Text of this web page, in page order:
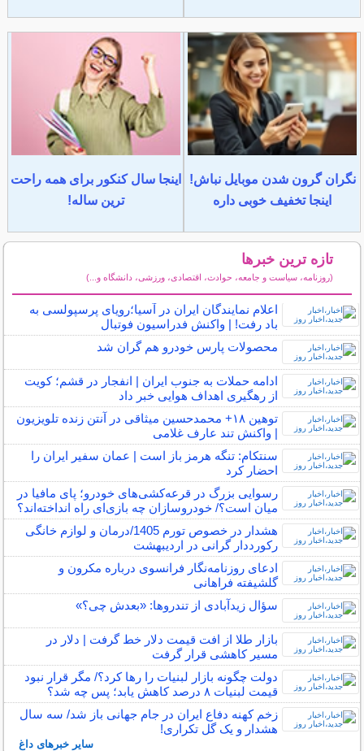
نگران گرون شدن موبایل نباش!
اینجا تخفیف خوبی داره
اینجا سال کنکور برای همه راحت
ترین ساله!
تازه ترین خبرها
(روزنامه، سیاست و جامعه، حوادث، اقتصادی، ورزشی، دانشگاه و...)
اعلام نمایندگان ایران در آسیا؛رویای پرسپولسی به
باد رفت! | واکنش فدراسیون فوتبال
محصولات پارس خودرو هم گران شد
ادامه حملات به جنوب ایران | انفجار در قشم؛ کویت
از رهگیری اهداف هوایی خبر داد
توهین ۱۸+ محمدحسین میثاقی در آنتن زنده تلویزیون
| واکنش تند عارف غلامی
سنتکام: تنگه هرمز باز است | عمان سفیر ایران را
احضار کرد
رسوایی بزرگ در قرعه‌کشی‌های خودرو؛ پای مافیا در
میان است؟/ خودروسازان چه بازی‌ای راه انداخته‌اند؟
هشدار در خصوص تورم 1405/درمان و لوازم خانگی
رکورددار گرانی در اردیبهشت
ادعای روزنامه‌نگار فرانسوی درباره مکرون و
گلشیفته فراهانی
سؤال زیدآبادی از تندروها: «بعدش چی؟»
بازار طلا از افت قیمت دلار خط گرفت | دلار در
مسیر کاهشی قرار گرفت
دولت چگونه بازار لبنیات را رها کرد؟/ مگر قرار نبود
قیمت لبنیات ۸ درصد کاهش یابد؛ پس چه شد؟
زخم کهنه دفاع ایران در جام جهانی باز شد/ سه سال
هشدار و یک گل تکراری!
سایر خبرهای داغ